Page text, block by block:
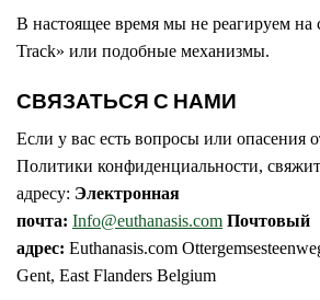
В настоящее время мы не реагируем
Track» или подобные механизмы.
СВЯЗАТЬСЯ С НАМИ
Если у вас есть вопросы или опасения
Политики конфиденциальности,
адресу: Электронная
почта: Info@euthanasis.com Почтовый
адрес: Euthanasis.com
Gent, East Flanders Belgium